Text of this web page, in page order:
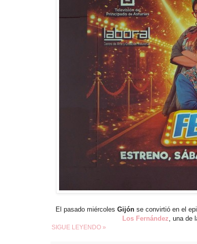
El pasado miércoles Gijón se convirtió en el
Los Fernández , una
SIGUE LEYENDO »